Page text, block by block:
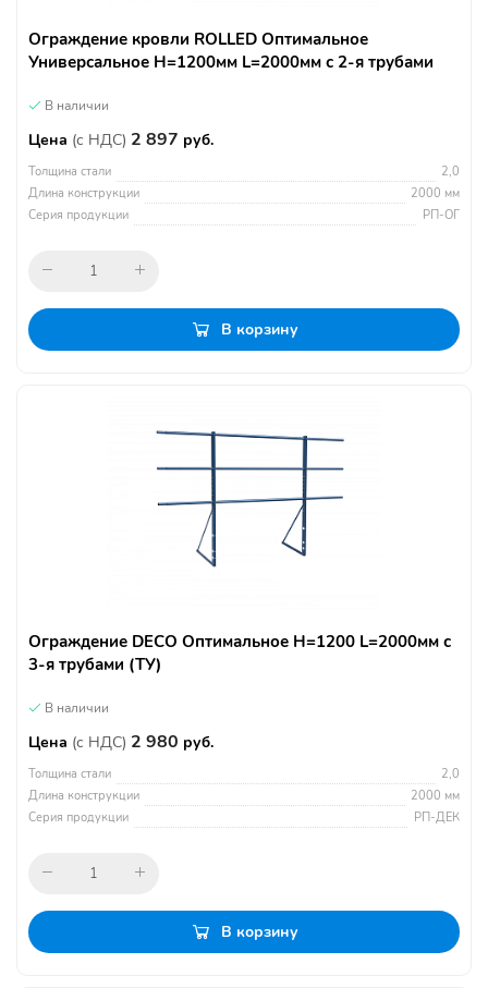
Ограждение кровли ROLLED Оптимальное
Универсальное H=1200мм L=2000мм с 2-я трубами
В наличии
Цена (с НДС) 2 897 руб.
Толщина стали
2,0
Длина конструкции
2000 мм
Серия продукции
РП-ОГ
В корзину
Ограждение DECO Оптимальное H=1200 L=2000мм с
3-я трубами (ТУ)
В наличии
Цена (с НДС) 2 980 руб.
Толщина стали
2,0
Длина конструкции
2000 мм
Серия продукции
РП-ДЕК
В корзину